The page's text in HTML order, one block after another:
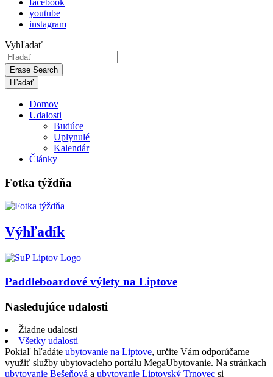
facebook
youtube
instagram
Vyhľadať
Erase Search
Domov
Udalosti
Budúce
Uplynulé
Kalendár
Články
Fotka týždňa
Výhľadík
Paddleboardové výlety na Liptove
Nasledujúce udalosti
Žiadne udalosti
Všetky udalosti
Pokiaľ hľadáte ubytovanie na Liptove, určite Vám odporúčame
využiť služby ubytovacieho portálu MegaUbytovanie. Na stránkach
ubytovanie Bešeňová a ubytovanie Liptovský Trnovec si